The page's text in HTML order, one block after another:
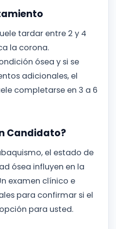
tardar entre 2 y 4
la corona.
ósea y si se
adicionales, el
completarse en 3 a 6
Candidato?
el estado de
ósea influyen en la
examen clínico e
para confirmar si el
para usted.